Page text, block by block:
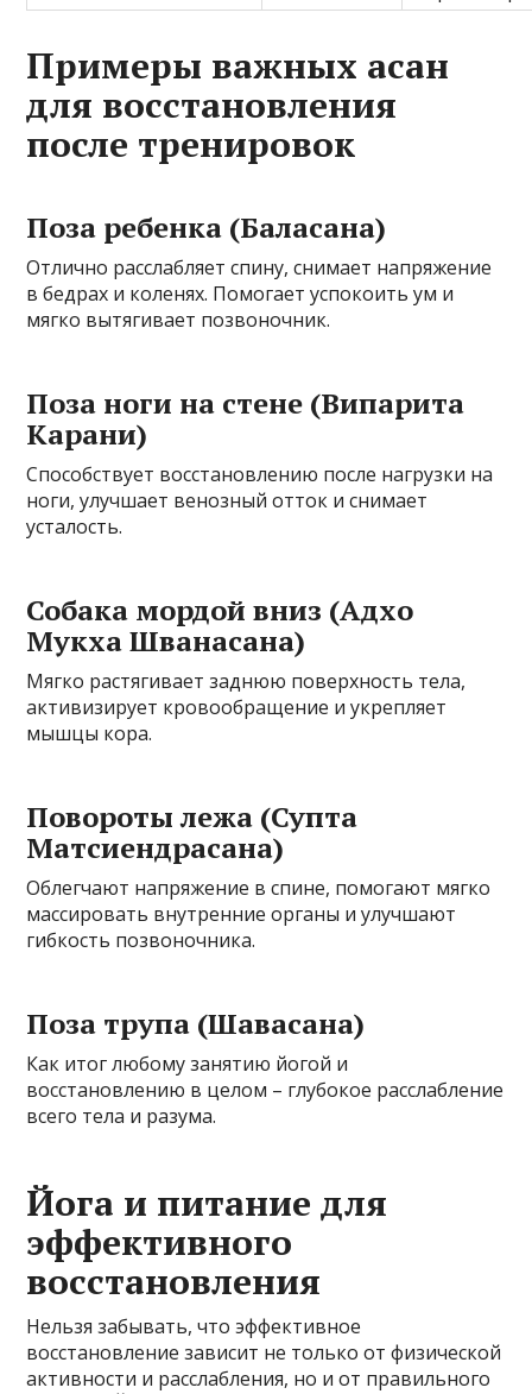
Примеры важных асан
для восстановления
после тренировок
Поза ребенка (Баласана)
Отлично расслабляет спину, снимает напряжение
в бедрах и коленях. Помогает успокоить ум и
мягко вытягивает позвоночник.
Поза ноги на стене (Випарита
Карани)
Способствует восстановлению после нагрузки на
ноги, улучшает венозный отток и снимает
усталость.
Собака мордой вниз (Адхо
Мукха Шванасана)
Мягко растягивает заднюю поверхность тела,
активизирует кровообращение и укрепляет
мышцы кора.
Повороты лежа (Супта
Матсиендрасана)
Облегчают напряжение в спине, помогают мягко
массировать внутренние органы и улучшают
гибкость позвоночника.
Поза трупа (Шавасана)
Как итог любому занятию йогой и
восстановлению в целом – глубокое расслабление
всего тела и разума.
Йога и питание для
эффективного
восстановления
Нельзя забывать, что эффективное
восстановление зависит не только от физической
активности и расслабления, но и от правильного